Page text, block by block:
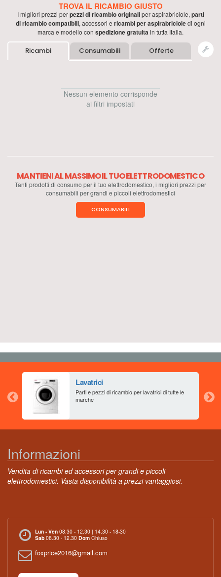
TROVA IL RICAMBIO GIUSTO
I migliori prezzi perpezzi di ricambio originaliperaspirabriciole, parti
di ricambio compatibili, accessori e ricambi peraspirabricioledi ogni
marca e modello con spedizione gratuitain tutta Italia.
Ricambi Consumabili Offerte
Nessun elemento corrisponde
ai filtri impostati
MANTIENI AL MASSIMO IL TUO ELETTRODOMESTICO
Tanti prodotti di consumo per il tuo elettrodomestico, i migliori prezzi per
consumabili per grandi e piccoli elettrodomestici
CONSUMABILI
Lavatrici
Parti e pezzi di ricambio per lavatrici di tutte le
marche
Informazioni
Vendita di ricambi ed accessori per grandi e piccoli
elettrodomestici. Vasta disponibilità a prezzi vantaggiosi.
Lun - Ven 08.30 - 12.30 | 14.30 - 18-30
Sab 08.30 - 12.30 Dom Chiuso
foxprice2016@gmail.com